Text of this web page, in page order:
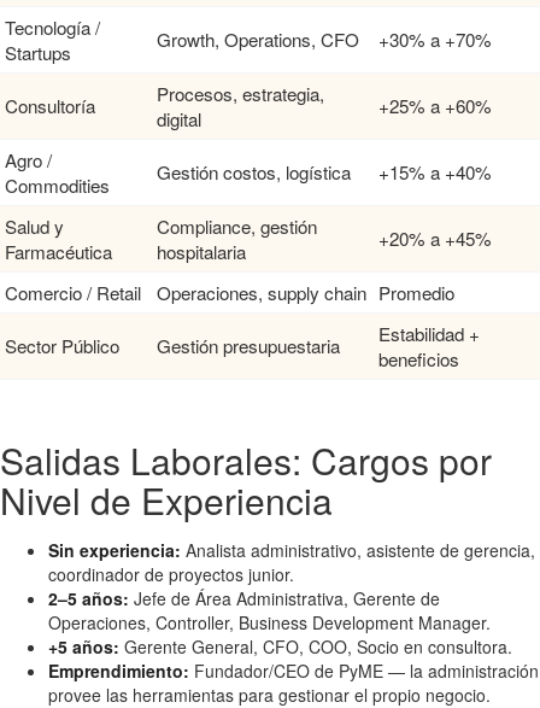
Tecnología /
Startups
Growth, Operations, CFO +30% a +70%
Consultoría
Procesos, estrategia,
digital
+25% a +60%
Agro /
Commodities
Gestión costos, logística +15% a +40%
Salud y
Farmacéutica
Compliance, gestión
hospitalaria
+20% a +45%
Comercio / Retail Operaciones, supply chain Promedio
Sector Público Gestión presupuestaria
Estabilidad +
beneficios
Salidas Laborales: Cargos por
Nivel de Experiencia
Sin experiencia: Analista administrativo, asistente de gerencia,
coordinador de proyectos junior.
2–5 años: Jefe de Área Administrativa, Gerente de
Operaciones, Controller, Business Development Manager.
+5 años: Gerente General, CFO, COO, Socio en consultora.
Emprendimiento: Fundador/CEO de PyME — la administración
provee las herramientas para gestionar el propio negocio.